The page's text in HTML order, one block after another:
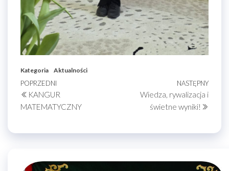
Kategoria Aktualności
Nawigacja
wpisu
Poprzedni
wpis
POPRZEDNI
KANGUR
MATEMATYCZNY
NASTĘPNY
Wiedza, rywalizacja i
świetne wyniki!